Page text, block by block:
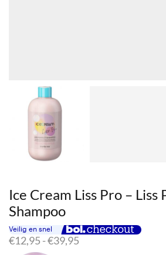
Ice Cream Liss Pro – Liss
Shampoo
€12,95 -€39,95